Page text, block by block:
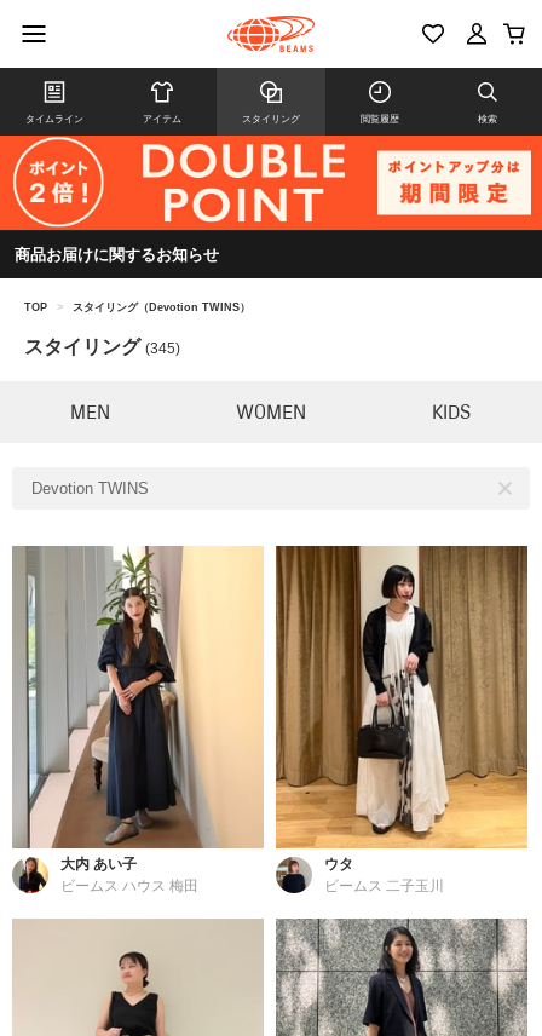
タイムライン アイテム スタイリング 閲覧履歴 検索
商品お届けに関するお知らせ
TOP > スタイリング（Devotion TWINS）
スタイリング (345)
MEN WOMEN KIDS
Devotion TWINS
大内 あい子
ビームス ハウス 梅田
ウタ
ビームス 二子玉川